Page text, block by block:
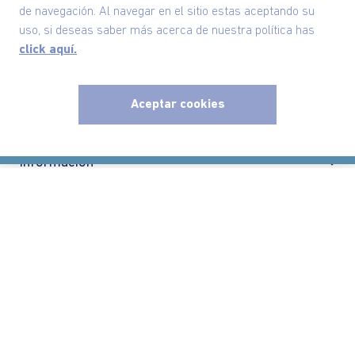
de navegación. Al navegar en el sitio estas aceptando su
uso, si deseas saber más acerca de nuestra política has
click aquí.
Aceptar cookies
Nuestra Marca
Información